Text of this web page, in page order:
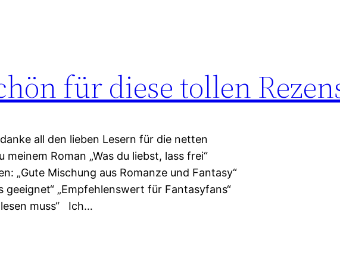
für diese tollen
all den lieben Lesern für die netten
Roman „Was du liebst, lass frei“
„Gute Mischung aus Romanze und Fantasy“
geeignet“ „Empfehlenswert für Fantasyfans“
lesen muss“ Ich…